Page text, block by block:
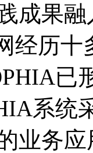
成果
经历
已
系统
业务